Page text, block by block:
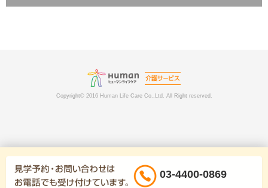
企業や団体等に提供することがあります。また利用者及びその関係者、当
社、その他第三者に損害を生じさせた、あるいは損害を生じさせるおそれ
がある場合は、関係者ないしは関係諸機関へ通報、通知する場合がありま
にはご本人確認をさせていただく場合がございますのでご了承下さい。な
お、やむを得ない事由（パスワードの失念等）により、開示等ができない
場合は、お問い合わせにより所定の手続きをご案内いたします。ただし、
03-4400-0869
Copyright© 2016 Human Life Care Co.,Ltd. All Right reserved.